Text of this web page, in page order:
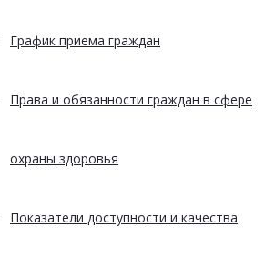
График приема граждан
Права и обязанности граждан в сфере
охраны здоровья
Показатели доступности и качества